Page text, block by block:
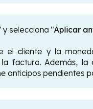
y selecciona "Aplicar
el cliente y la
factura. Además, la
anticipos pendientes